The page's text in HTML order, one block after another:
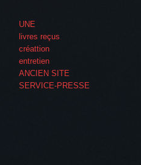
UNE
livres reçus
créattion
entretien
ANCIEN SITE
SERVICE-PRESSE